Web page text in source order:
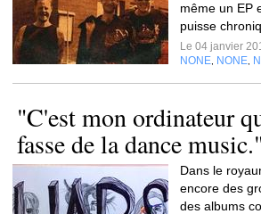
même un EP
puisse
Le 04 janvier
NONE NONE
"C'est mon ordinateur
fasse de la dance
Dans le
encore des
des albums